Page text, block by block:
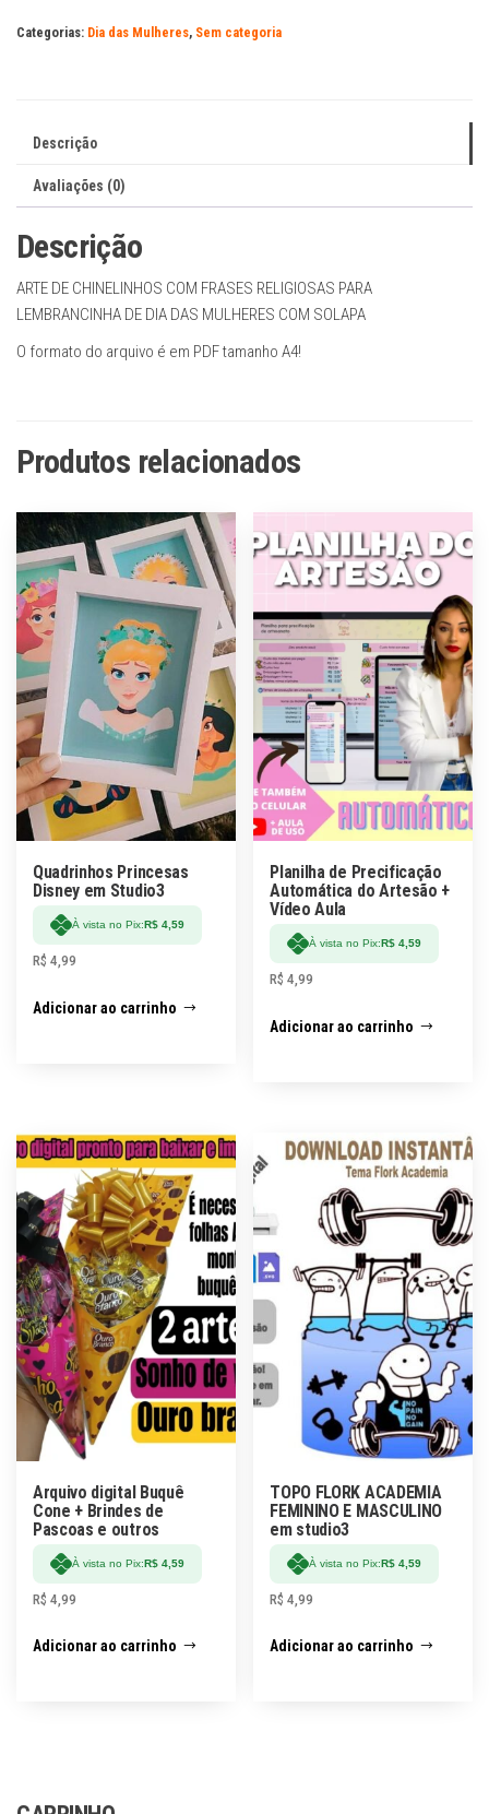
Dia
Arquivo
quantidade
Categorias: Dia das Mulheres, Sem categoria
Descrição
Avaliações (0)
Descrição
ARTE DE CHINELINHOS COM FRASES RELIGIOSAS PARA
LEMBRANCINHA DE DIA DAS MULHERES COM SOLAPA
O formato do arquivo é em PDF tamanho A4!
Produtos relacionados
Quadrinhos Princesas
Disney em Studio3
À vista no Pix:R$ 4,59
R$ 4,99
Adicionar ao carrinho
Planilha de Precificação
Automática do Artesão +
Vídeo Aula
À vista no Pix:R$ 4,59
R$ 4,99
Adicionar ao carrinho
Arquivo digital Buquê
Cone + Brindes de
Pascoas e outros
À vista no Pix:R$ 4,59
R$ 4,99
Adicionar ao carrinho
TOPO FLORK ACADEMIA
FEMININO E MASCULINO
em studio3
À vista no Pix:R$ 4,59
R$ 4,99
Adicionar ao carrinho